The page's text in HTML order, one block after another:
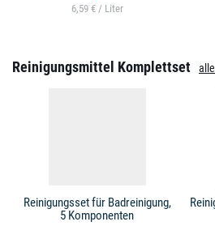
6,59 € /
Reinigungsmittel Komplettset
Reinigungsset für Badreinigung,
5 Komponenten